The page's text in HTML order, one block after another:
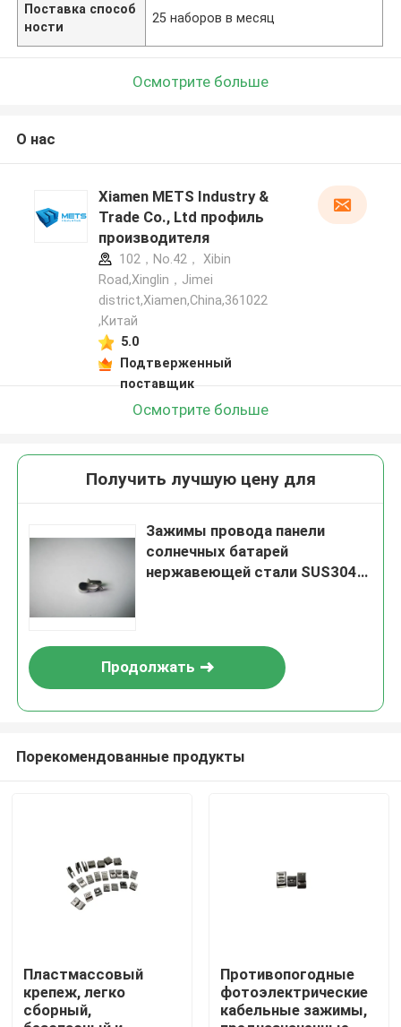
Продукты
Ролики
Поставка способ
ности
25 наборов в месяц
Осмотрите больше
О нас
Xiamen METS Industry &
Trade Co., Ltd профиль
производителя
102，No.42， Xibin
Road,Xinglin，Jimei
district,Xiamen,China,361022
,Китай
5.0
Подтверженный
поставщик
Осмотрите больше
Получить лучшую цену для
Зажимы провода панели
солнечных батарей
нержавеющей стали SUS304
Продолжать
Порекомендованные продукты
Пластмассовый
крепеж, легко
сборный,
Противопогодные
фотоэлектрические
кабельные зажимы,